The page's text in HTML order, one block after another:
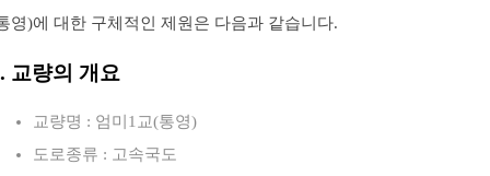
영)에 대한 구체적인 제원은 다음과 같습니다.
교량의 개요
교량명 : 엄미1교(통영)
도로종류 : 고속국도